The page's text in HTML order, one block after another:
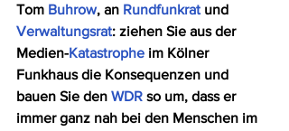
Tom Buhrow, an Rundfunkrat und
Verwaltungsrat: ziehen Sie aus der
Medien-Katastrophe im Kölner
Funkhaus die Konsequenzen und
bauen Sie den WDR so um, dass er
immer ganz nah bei den Menschen im